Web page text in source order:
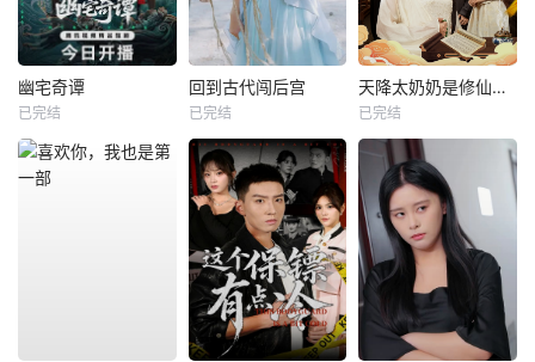
幽宅奇谭
已完结
回到古代闯后宫
已完结
天降太奶奶是修仙老祖
已完结